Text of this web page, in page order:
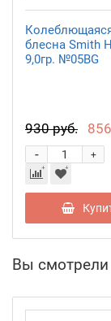
блесна Smith
9,0гр. №05BG
930 руб.
+
-
Вы смотрели